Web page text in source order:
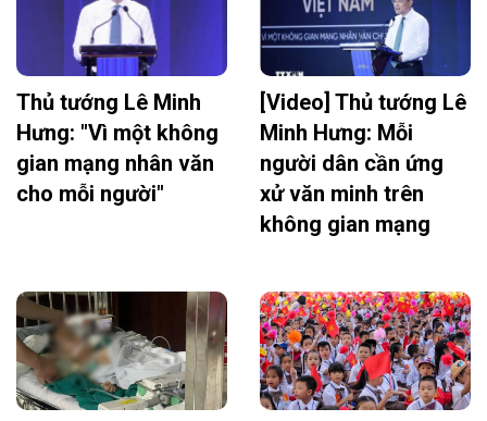
Thủ tướng Lê Minh
Hưng: "Vì một không
gian mạng nhân văn
cho mỗi người"
[Video] Thủ tướng Lê
Minh Hưng: Mỗi
người dân cần ứng
xử văn minh trên
không gian mạng